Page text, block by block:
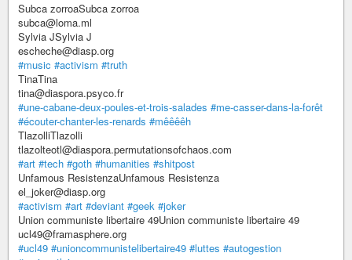
Subca zorroaSubca zorroa
subca@loma.ml
Sylvia JSylvia J
escheche@diasp.org
#music #activism #truth
TinaTina
tina@diaspora.psyco.fr
#une-cabane-deux-poules-et-trois-salades #me-casser-dans-la-forêt
#écouter-chanter-les-renards #mêêêêh
TlazolliTlazolli
tlazolteotl@diaspora.permutationsofchaos.com
#art #tech #goth #humanities #shitpost
Unfamous ResistenzaUnfamous Resistenza
el_joker@diasp.org
#activism #art #deviant #geek #joker
Union communiste libertaire 49Union communiste libertaire 49
ucl49@framasphere.org
#ucl49 #unioncommunistelibertaire49 #luttes #autogestion